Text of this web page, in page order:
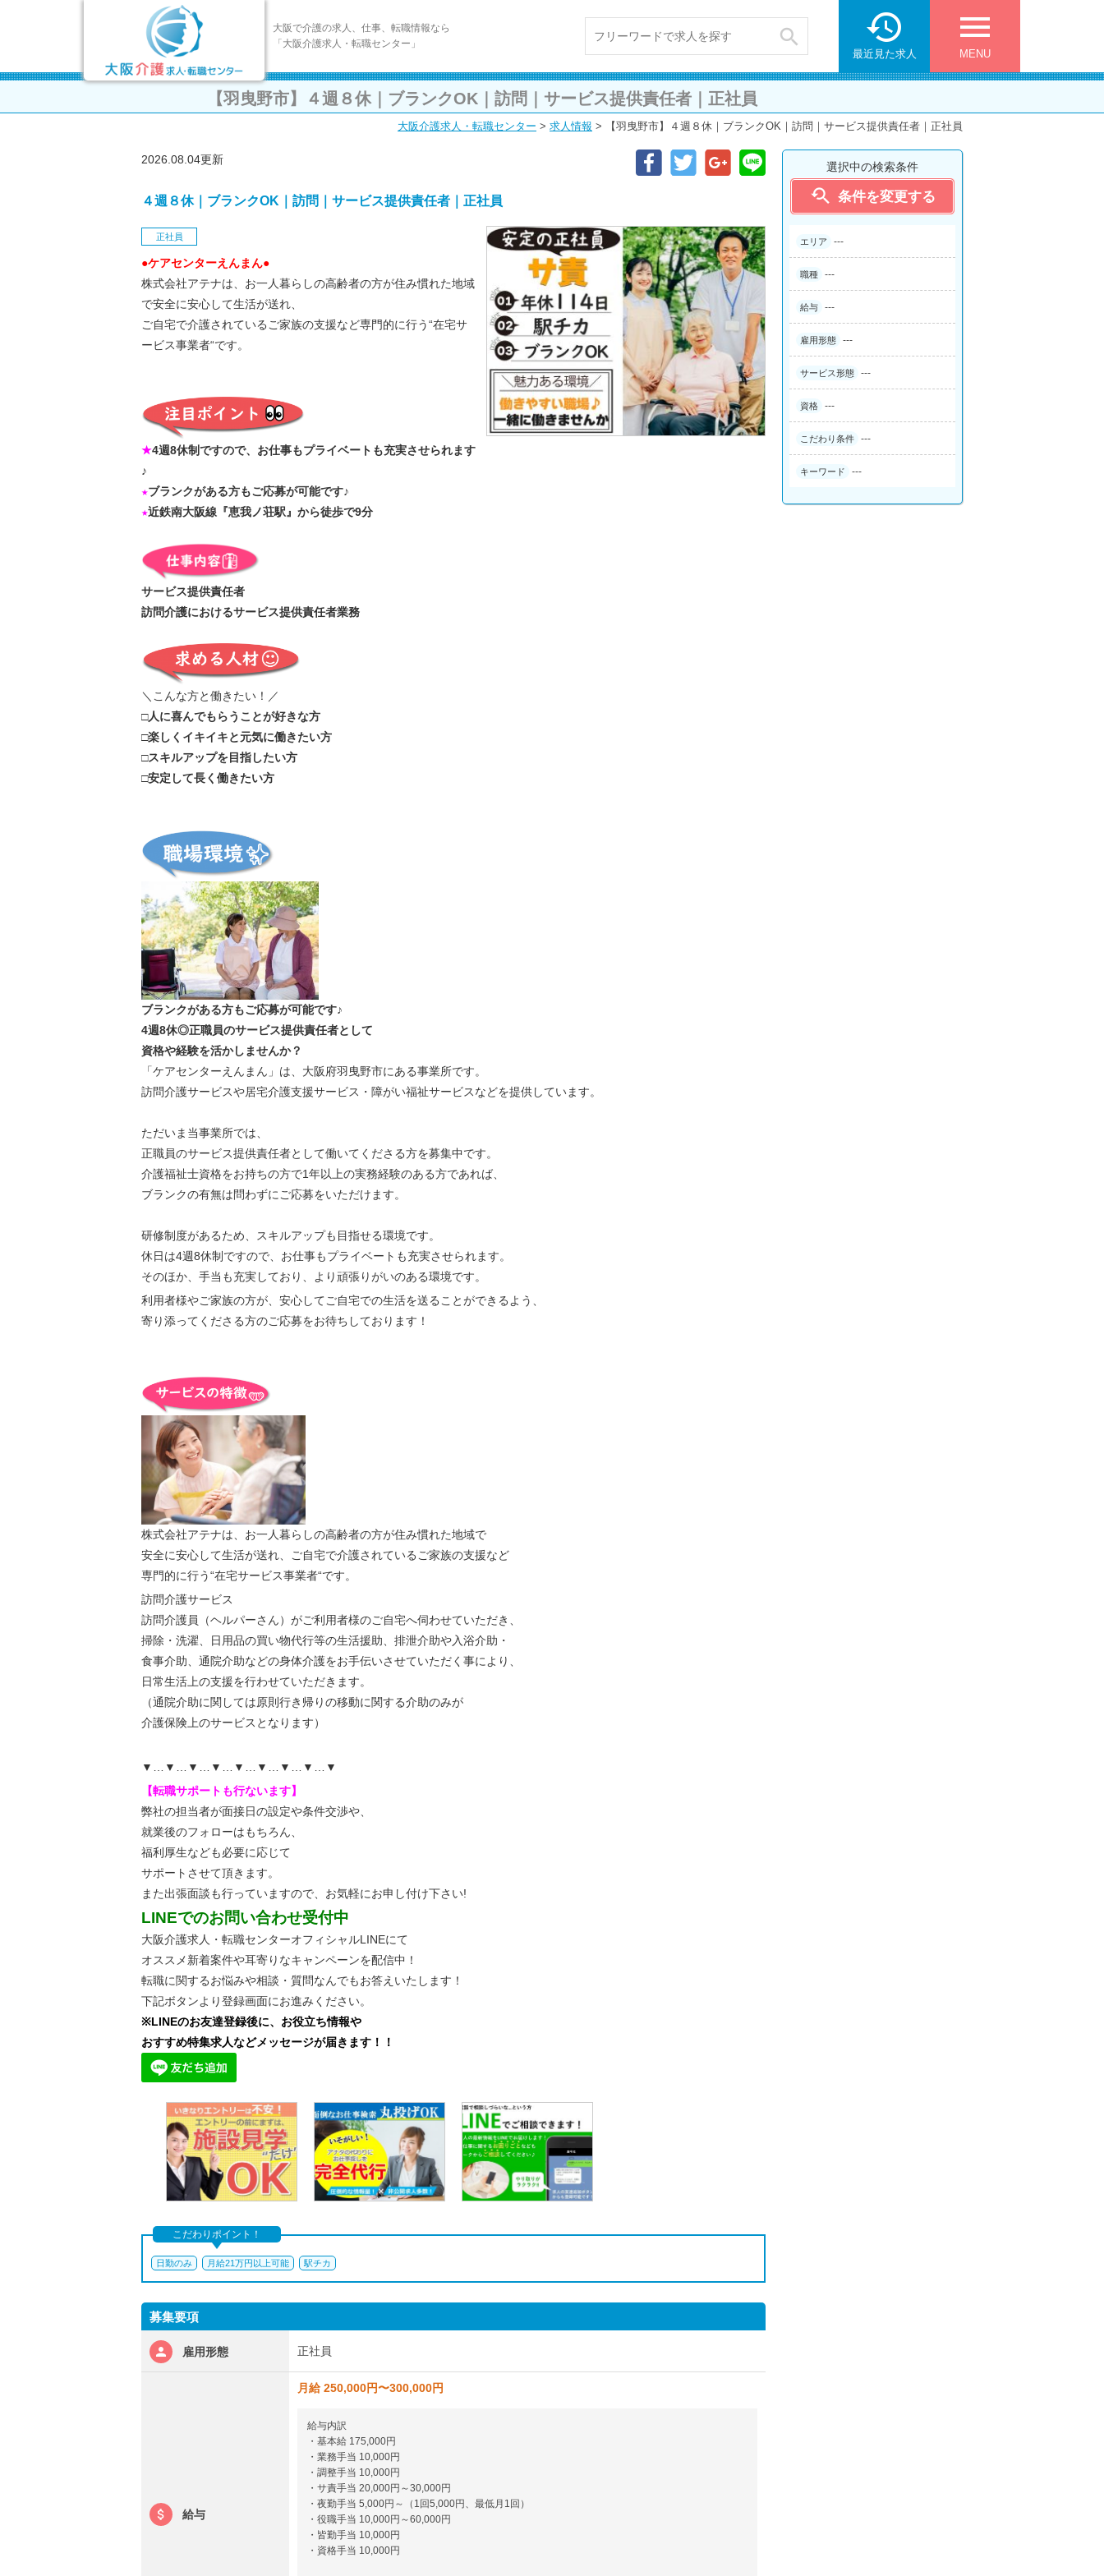
大阪で介護の求人、仕事、転職情報なら
「大阪介護求人・転職センター」
 menu
MENU

最近見た求人
【羽曳野市】４週８休｜ブランクOK｜訪問｜サービス提供責任者｜正社員
大阪介護求人・転職センター > 求人情報 > 【羽曳野市】４週８休｜ブランクOK｜訪問｜サービス提供責任者｜正社員
選択中の検索条件
 条件を変更する
エリア ---
職種 ---
給与 ---
雇用形態 ---
サービス形態 ---
資格 ---
こだわり条件 ---
キーワード ---
2026.08.04更新
４週８休｜ブランクOK｜訪問｜サービス提供責任者｜正社員
正社員
●ケアセンターえんまん●
株式会社アテナは、お一人暮らしの高齢者の方が住み慣れた地域
で安全に安心して生活が送れ、
ご自宅で介護されているご家族の支援など専門的に行う“在宅サ
ービス事業者“です。
★4週8休制ですので、お仕事もプライベートも充実させられます
♪
★ブランクがある方もご応募が可能です♪
★近鉄南大阪線『恵我ノ荘駅』から徒歩で9分
サービス提供責任者
訪問介護におけるサービス提供責任者業務
＼こんな方と働きたい！／
□人に喜んでもらうことが好きな方
□楽しくイキイキと元気に働きたい方
□スキルアップを目指したい方
□安定して長く働きたい方
ブランクがある方もご応募が可能です♪
4週8休◎正職員のサービス提供責任者として
資格や経験を活かしませんか？
「ケアセンターえんまん」は、大阪府羽曳野市にある事業所です。
訪問介護サービスや居宅介護支援サービス・障がい福祉サービスなどを提供しています。
ただいま当事業所では、
正職員のサービス提供責任者として働いてくださる方を募集中です。
介護福祉士資格をお持ちの方で1年以上の実務経験のある方であれば、
ブランクの有無は問わずにご応募をいただけます。
研修制度があるため、スキルアップも目指せる環境です。
休日は4週8休制ですので、お仕事もプライベートも充実させられます。
そのほか、手当も充実しており、より頑張りがいのある環境です。
利用者様やご家族の方が、安心してご自宅での生活を送ることができるよう、
寄り添ってくださる方のご応募をお待ちしております！
株式会社アテナは、お一人暮らしの高齢者の方が住み慣れた地域で
安全に安心して生活が送れ、ご自宅で介護されているご家族の支援など
専門的に行う“在宅サービス事業者“です。
訪問介護サービス
訪問介護員（ヘルパーさん）がご利用者様のご自宅へ伺わせていただき、
掃除・洗濯、日用品の買い物代行等の生活援助、排泄介助や入浴介助・
食事介助、通院介助などの身体介護をお手伝いさせていただく事により、
日常生活上の支援を行わせていただきます。
（通院介助に関しては原則行き帰りの移動に関する介助のみが
介護保険上のサービスとなります）
▼…▼…▼…▼…▼…▼…▼…▼…▼
【転職サポートも行ないます】
弊社の担当者が面接日の設定や条件交渉や、
就業後のフォローはもちろん、
福利厚生なども必要に応じて
サポートさせて頂きます。
また出張面談も行っていますので、 お気軽にお申し付け下さい!
LINEでのお問い合わせ受付中
大阪介護求人・転職センターオフィシャルLINEにて
オススメ新着案件や耳寄りなキャンペーンを配信中！
転職に関するお悩みや相談・質問なんでもお答えいたします！
下記ボタンより登録画面にお進みください。
※LINEのお友達登録後に、お役立ち情報や
おすすめ特集求人などメッセージが届きます！！
こだわりポイント！
日勤のみ 月給21万円以上可能 駅チカ
募集要項
雇用形態 正社員
給与
月給 250,000円〜300,000円
給与内訳
・基本給 175,000円
・業務手当 10,000円
・調整手当 10,000円
・サ責手当 20,000円～30,000円
・夜勤手当 5,000円～（1回5,000円、最低月1回）
・役職手当 10,000円～60,000円
・皆勤手当 10,000円
・資格手当 10,000円